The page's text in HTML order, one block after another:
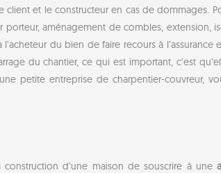
client et le constructeur en cas de dommages.
porteur, aménagement de combles, extension,
du bien de faire recours à l’assurance
du chantier, ce qui est important, c’est
petite entreprise de charpentier-couvreur,
d’une maison de souscrire à une